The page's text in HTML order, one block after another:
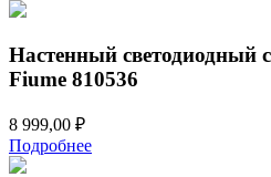
Настенный светодиодный
Fiume 810536
8 999,00 ₽
Подробнее